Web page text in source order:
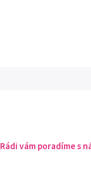
Rádi vám poradíme s